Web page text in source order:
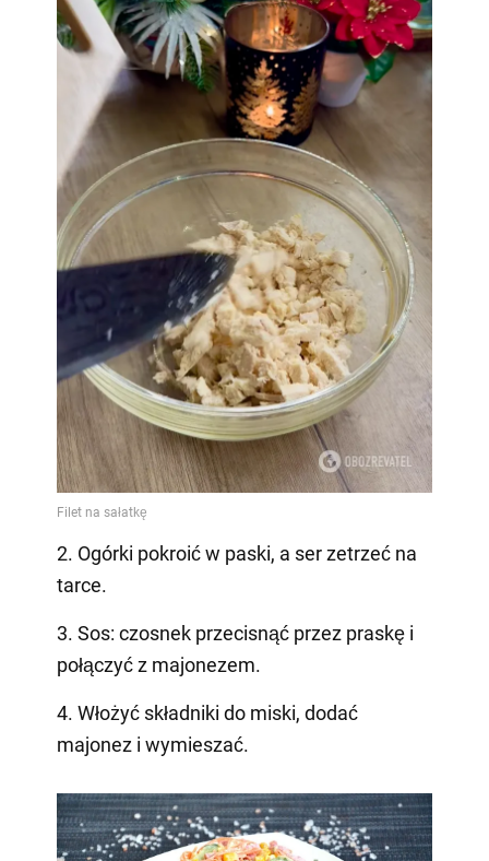
2. Ogórki pokroić w paski, a ser zetrzeć na
tarce.
3. Sos: czosnek przecisnąć przez praskę i
połączyć z majonezem.
4. Włożyć składniki do miski, dodać
majonez i wymieszać.